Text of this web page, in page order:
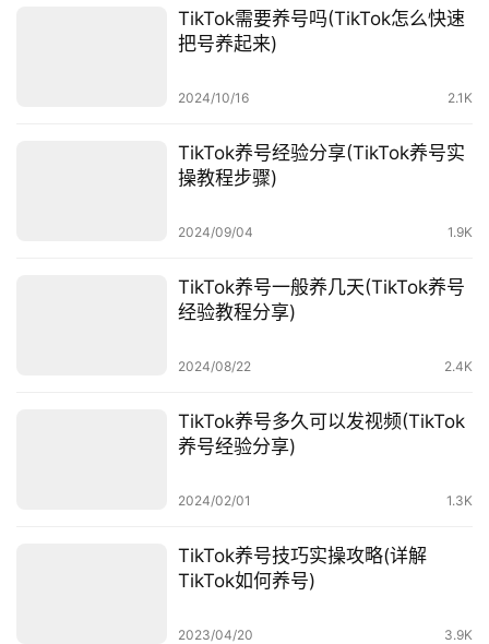
TikTok需要养号吗(TikTok怎么快速
把号养起来)
2024/10/16 2.1K
TikTok养号经验分享(TikTok养号实
操教程步骤)
2024/09/04 1.9K
TikTok养号一般养几天(TikTok养号
经验教程分享)
2024/08/22 2.4K
TikTok养号多久可以发视频(TikTok
养号经验分享)
2024/02/01 1.3K
TikTok养号技巧实操攻略(详解
TikTok如何养号)
2023/04/20 3.9K